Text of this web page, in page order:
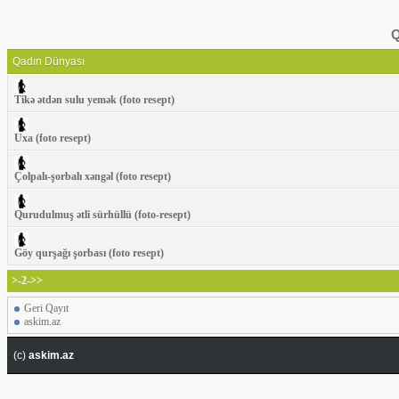
Qadın Dünyası
Tikə ətdən sulu yemək (foto resept)
Uxa (foto resept)
Çolpalı-şorbalı xəngəl (foto resept)
Qurudulmuş ətli sürhüllü (foto-resept)
Göy qurşağı şorbası (foto resept)
>-2->>
Geri Qayıt
askim.az
(c) askim.az